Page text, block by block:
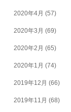
2020年4月 (57)
2020年3月 (69)
2020年2月 (65)
2020年1月 (74)
2019年12月 (66)
2019年11月 (68)